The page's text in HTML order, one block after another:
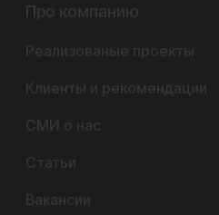
Про компанию
Реализованые проекты
Клиенты и рекомендации
СМИ о нас
Статьи
Вакансии